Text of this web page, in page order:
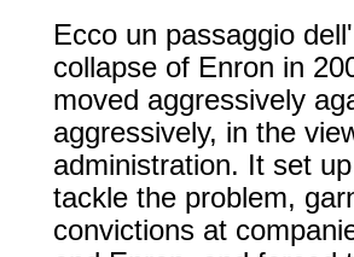
Ecco un passaggio
collapse of Enron in
moved aggressively
aggressively, in the
administration. It set
tackle the problem,
convictions at